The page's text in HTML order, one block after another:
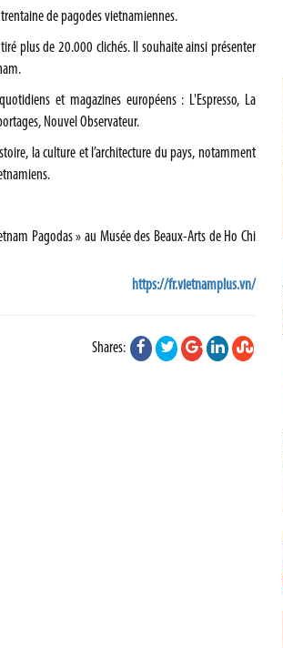
de pagodes vietnamiennes.
plus de 20.000 clichés. Il souhaite ainsi présenter
et magazines européens : L'Espresso, La
Nouvel Observateur.
la culture et l’architecture du pays, notamment
Pagodas » au Musée des Beaux-Arts de Ho Chi
https://fr.vietnamplus.vn/
Shares: